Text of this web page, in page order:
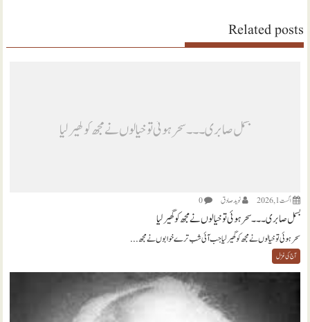
Related posts
بسمل صابری ۔۔۔ سحر ہوئی تو خیالوں نے مجھ کو گھیر لیا
اگست 1, 2026 نويد صادق 0
بسمل صابری ۔۔۔ سحر ہوئی تو خیالوں نے مجھ کو گھیر لیا
سحر ہوئی تو خیالوں نے مجھ کو گھیر لیا جب آئی شب ترے خوابوں نے مجھ...
آج کی غزل